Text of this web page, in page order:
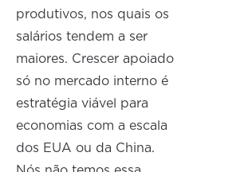
produtivos, nos quais os
salários tendem a ser
maiores. Crescer apoiado
só no mercado interno é
estratégia viável para
economias com a escala
dos EUA ou da China.